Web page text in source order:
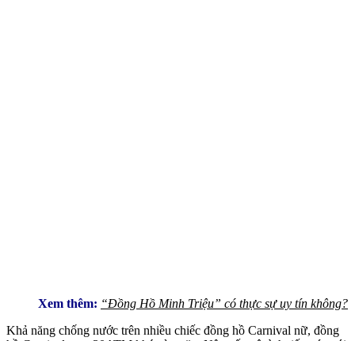
Xem thêm: “Đồng Hồ Minh Triệu” có thực sự uy tín không?
Khả năng chống nước trên nhiều chiếc đồng hồ Carnival nữ, đồng